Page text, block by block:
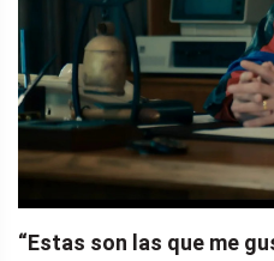
“Estas son las que me